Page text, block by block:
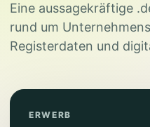
Eine aussagekräftige
rund um
Registerdaten und
ERWERB